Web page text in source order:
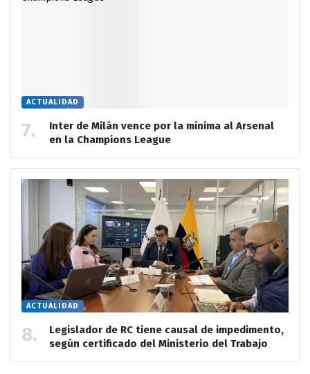
ACTUALIDAD
Inter de Milán vence por la mínima al Arsenal
en la Champions League
ACTUALIDAD
Legislador de RC tiene causal de impedimento,
según certificado del Ministerio del Trabajo